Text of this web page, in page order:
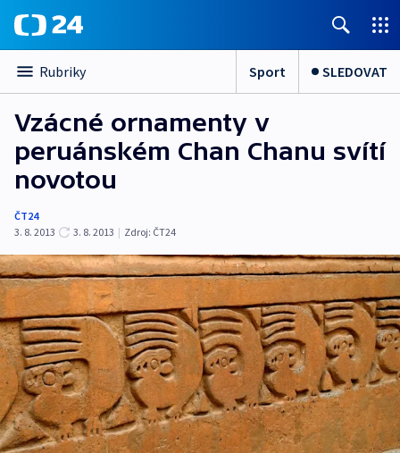
Rubriky Sport SLEDOVAT
Vzácné ornamenty v
peruánském Chan Chanu svítí
novotou
ČT24
3. 8. 2013
3. 8. 2013 | Zdroj: ČT24